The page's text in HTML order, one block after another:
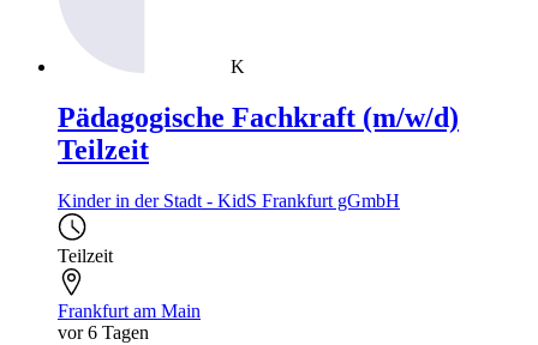
K
Pädagogische Fachkraft (m/w/d)
Teilzeit
Kinder in der Stadt - KidS Frankfurt gGmbH
Teilzeit
Frankfurt am Main
vor 6 Tagen